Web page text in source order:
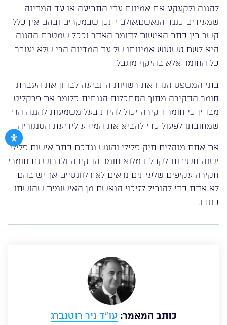
להגנה ולקעקע את אמינות עדי התביעה או עד המדינה
שמעידים כנגד הנאשם.אולם יתכן שבמקרים ובהם אין כלל
קשר בין כתב האישום לחומר האחר וככל שמטרת ההגנה
היא לשם טשטוש אמינותו של עד המדינה הרי שלא יעובר
כל החומר אלא בהיקף מוגבל.
בתי המשפט הנחו את רשויות התביעה לבחון את העברת
חומר החקירה מתוך הסתכלות הגנתית כלומר אם פרקליט
מבחין כי חומר חקירה יכול להיות בעל משמעות להגנה הרי
שמחובתו לפעול כדי להביא את המידע לידיעת הסנגוריה.
אם אתם מנהלים תיק פלילי והוגש נגדכם כתב אישום פלילי
ישנה חשיבות לקבלת מלוא חומר החקירה ולדרוש גם חומרי
חקירה עקיפים שלעיתים נראים לא רלוונטיים אך יש בהם
לא אחת כדי להוביל לזיכוי הנאשם מן האישומים שהושתו
כנגדו.
כותב המאמר: עו”ד ניר רוטנברג